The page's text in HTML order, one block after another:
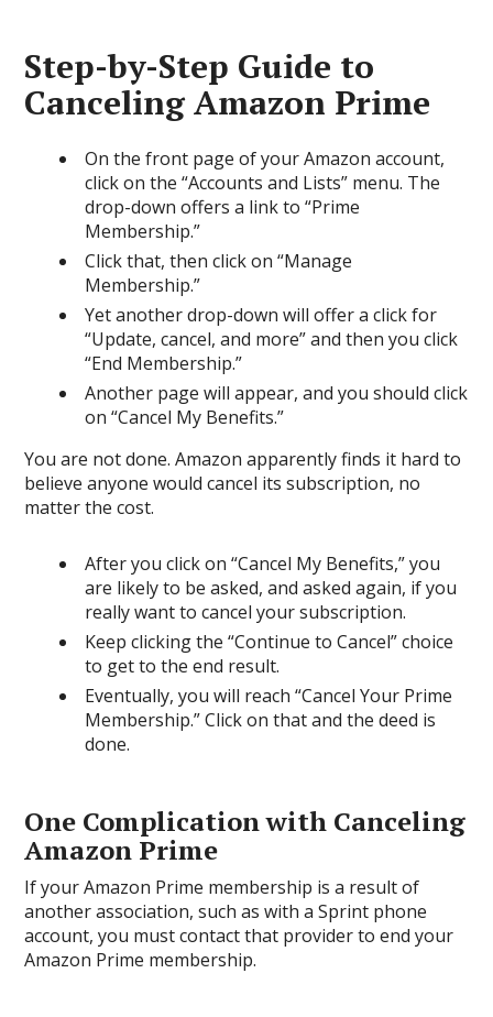
Step-by-Step Guide to
Canceling Amazon Prime
On the front page of your Amazon account,
click on the “Accounts and Lists” menu. The
drop-down offers a link to “Prime
Membership.”
Click that, then click on “Manage
Membership.”
Yet another drop-down will offer a click for
“Update, cancel, and more” and then you click
“End Membership.”
Another page will appear, and you should click
on “Cancel My Benefits.”
You are not done. Amazon apparently finds it hard to
believe anyone would cancel its subscription, no
matter the cost.
After you click on “Cancel My Benefits,” you
are likely to be asked, and asked again, if you
really want to cancel your subscription.
Keep clicking the “Continue to Cancel” choice
to get to the end result.
Eventually, you will reach “Cancel Your Prime
Membership.” Click on that and the deed is
done.
One Complication with Canceling
Amazon Prime
If your Amazon Prime membership is a result of
another association, such as with a Sprint phone
account, you must contact that provider to end your
Amazon Prime membership.